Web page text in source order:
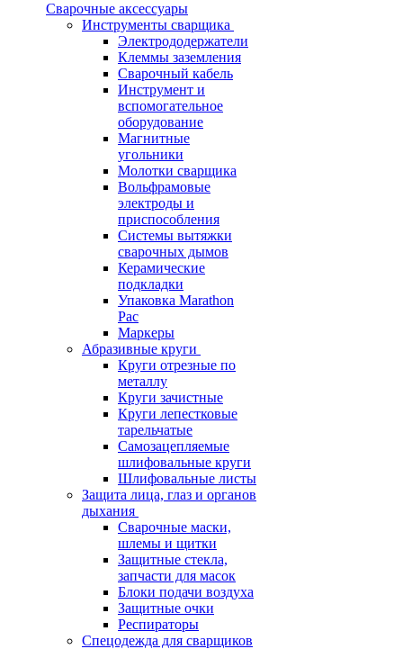
Сварочные аксессуары
Инструменты сварщика
Электрододержатели
Клеммы заземления
Сварочный кабель
Инструмент и
вспомогательное
оборудование
Магнитные
угольники
Молотки сварщика
Вольфрамовые
электроды и
приспособления
Системы вытяжки
сварочных дымов
Керамические
подкладки
Упаковка Marathon
Pac
Маркеры
Абразивные круги
Круги отрезные по
металлу
Круги зачистные
Круги лепестковые
тарельчатые
Самозацепляемые
шлифовальные круги
Шлифовальные листы
Защита лица, глаз и органов
дыхания
Сварочные маски,
шлемы и щитки
Защитные стекла,
запчасти для масок
Блоки подачи воздуха
Защитные очки
Респираторы
Спецодежда для сварщиков